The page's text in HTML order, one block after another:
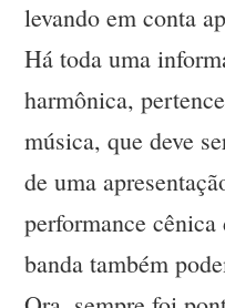
levando em conta
Há toda uma
harmônica,
música, que deve
de uma
performance
banda também